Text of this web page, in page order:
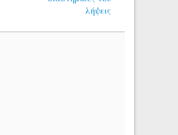
λήψεις